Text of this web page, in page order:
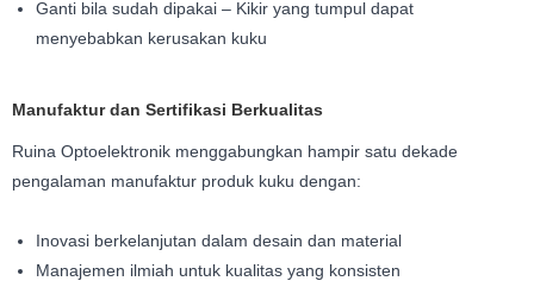
Ganti bila sudah dipakai – Kikir yang tumpul dapat
menyebabkan kerusakan kuku
Manufaktur dan Sertifikasi Berkualitas
Ruina Optoelektronik menggabungkan hampir satu dekade
pengalaman manufaktur produk kuku dengan:
Inovasi berkelanjutan dalam desain dan material
Manajemen ilmiah untuk kualitas yang konsisten